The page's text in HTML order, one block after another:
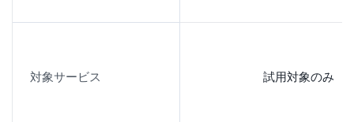
Prime Video が中心でも、
対象サービス 試用対象のみ